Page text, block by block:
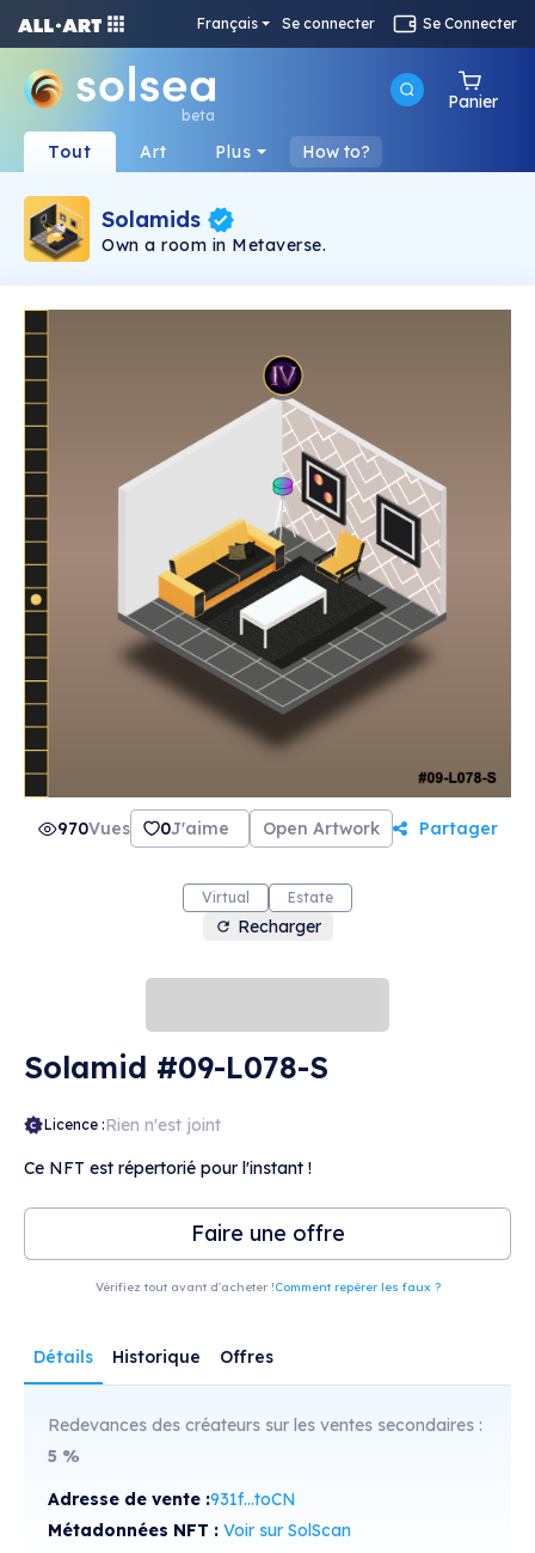
Français Se connecter Se Connecter
beta
Panier
Tout Art Plus How to?
Solamids
Own a room in Metaverse.
970Vues 0J'aime Open Artwork Partager
Virtual Estate
Recharger
Solamid #09-L078-S
Licence :Rien n'est joint
Ce NFT est répertorié pour l'instant !
Faire une offre
Vérifiez tout avant d'acheter !Comment repérer les faux ?
Détails Historique Offres
Redevances des créateurs sur les ventes secondaires :
5 %
Adresse de vente :931f...toCN
Métadonnées NFT : Voir sur SolScan